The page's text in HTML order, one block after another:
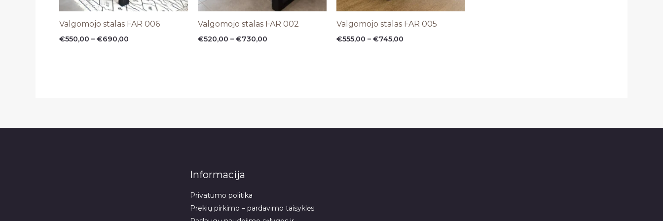
Valgomojo stalas FAR 006
€550,00 – €690,00
Valgomojo stalas FAR 002
€520,00 – €730,00
Valgomojo stalas FAR 005
€555,00 – €745,00
Informacija
Privatumo politika
Prekių pirkimo – pardavimo taisyklės